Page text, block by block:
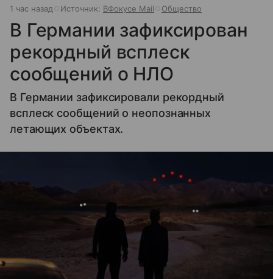
1 час назад Источник: ВФокусе Mail Общество
В Германии зафиксирован
рекордный всплеск
сообщений о НЛО
В Германии зафиксировали рекордный
всплеск сообщений о неопознанных
летающих объектах.